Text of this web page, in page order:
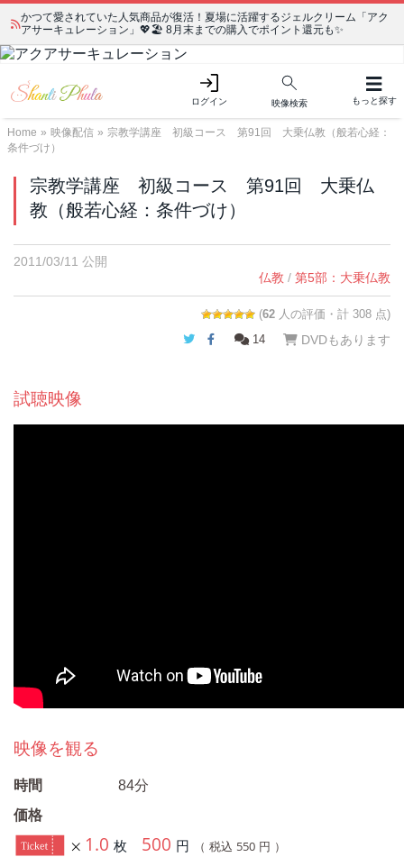
かつて愛されていた人気商品が復活！夏場に活躍するジェルクリーム「アク
アサーキュレーション」💖🏖️ 8月末までの購入でポイント還元も✨
ログイン 映像検索 もっと探す
Home » 映像配信 » 宗教学講座 初級コース 第91回 大乗仏教（般若心経：
条件づけ）
宗教学講座 初級コース 第91回 大乗仏
教（般若心経：条件づけ）
2011/03/11 公開
仏教 / 第5部：大乗仏教
(62 人の評価・計 308 点)
Twitter
Facebook
14 DVDもあります
試聴映像
映像を観る
時間
84分
価格
1.0 枚 500 円 （ 税込 550 円 ）